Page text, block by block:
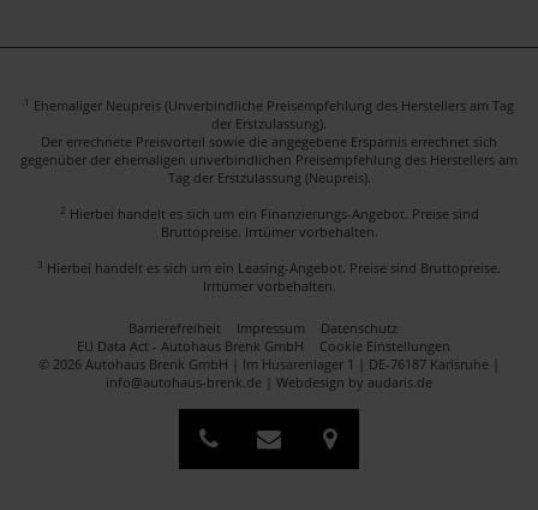
1 Ehemaliger Neupreis (Unverbindliche Preisempfehlung des Herstellers am Tag
der Erstzulassung).
Der errechnete Preisvorteil sowie die angegebene Ersparnis errechnet sich
gegenüber der ehemaligen unverbindlichen Preisempfehlung des Herstellers am
Tag der Erstzulassung (Neupreis).
2 Hierbei handelt es sich um ein Finanzierungs-Angebot. Preise sind
Bruttopreise. Irrtümer vorbehalten.
3 Hierbei handelt es sich um ein Leasing-Angebot. Preise sind Bruttopreise.
Irrtümer vorbehalten.
Barrierefreiheit Impressum
Datenschutz
EU Data Act - Autohaus Brenk GmbH
Cookie Einstellungen
© 2026 Autohaus Brenk GmbH | Im Husarenlager 1 | DE-76187 Karlsruhe |
info@autohaus-brenk.de | Webdesign by audaris.de